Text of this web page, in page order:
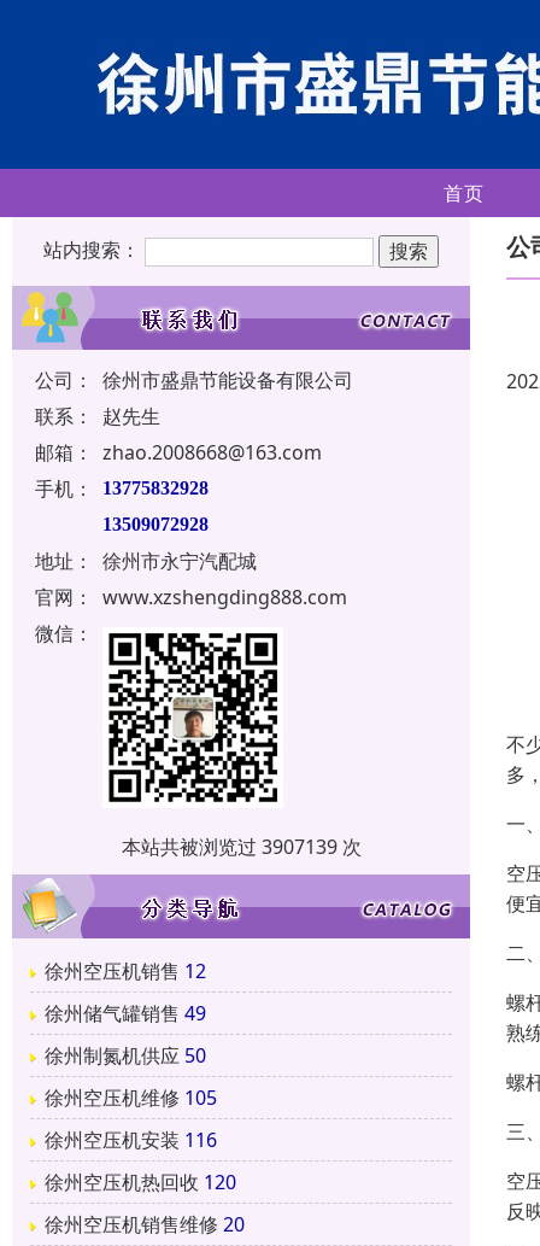
首页
站内搜索：
公司：
徐州市盛鼎节能设备有限公司
联系：
赵先生
邮箱：
zhao.2008668@163.com
手机：
13775832928
13509072928
地址：
徐州市永宁汽配城
官网：
www.xzshengding888.com
微信：
本站共被浏览过 3907139 次
徐州空压机销售 12
徐州储气罐销售 49
徐州制氮机供应 50
徐州空压机维修 105
徐州空压机安装 116
徐州空压机热回收 120
徐州空压机销售维修 20
公
不
多
一
空
便
二
螺
熟
螺
三
空
反